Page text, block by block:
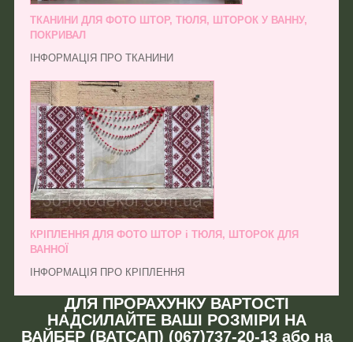
ТКАНИНИ ДЛЯ ФОТО ШТОР, ТЮЛЯ, ШТОРОК У ВАННУ,
ПОКРИВАЛ
ІНФОРМАЦІЯ ПРО ТКАНИНИ
КРІПЛЕННЯ ДЛЯ ФОТО ШТОР і ТЮЛЯ, ШТОРОК ДЛЯ
ВАННОЇ
ІНФОРМАЦІЯ ПРО КРІПЛЕННЯ
ДЛЯ ПРОРАХУНКУ ВАРТОСТІ
НАДСИЛАЙТЕ ВАШІ РОЗМІРИ НА
ВАЙБЕР (ВАТСАП) (067)737-20-13 або на